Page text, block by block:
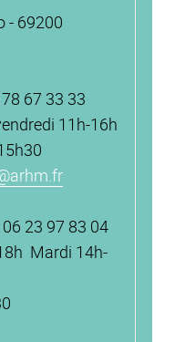
- 69200
67 33 33
11h-16h
06 23 97 83 04
Mardi 14h-